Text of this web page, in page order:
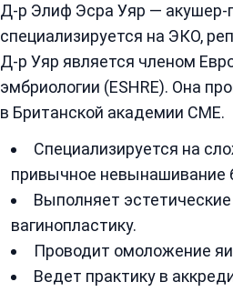
Д-р Элиф Эсра Уяр — акушер-
специализируется на ЭКО,
Д-р Уяр является членом
эмбриологии (ESHRE). Она
в Британской академии CME.
Специализируется на
привычное невынашивание
Выполняет
вагинопластику.
Проводит омоложение
Ведет практику в